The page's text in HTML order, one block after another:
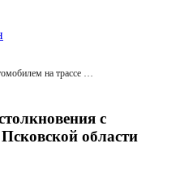
Лось погиб в результате столкновения с автомобилем на трассе в Псковской области
с
области